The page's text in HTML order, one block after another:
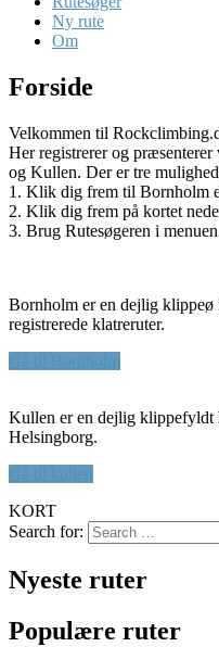
Ny rute
Om
Forside
Velkommen til
Her registrerer og
og Kullen. Der er tre
1. Klik dig frem til Bornholm
2. Klik dig frem på kortet
3. Brug Rutesøgeren i
Bornholm er en dejlig
registrerede klatreruter.
Gå til Bornholm
Kullen er en dejlig klippefyldt
Helsingborg.
Gå til kullen
KORT
Search for:
Nyeste ruter
Populære ruter